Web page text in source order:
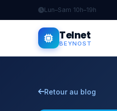
Lun–Sam 10h–19h
Telnet
BEYNOST
Retour au blog